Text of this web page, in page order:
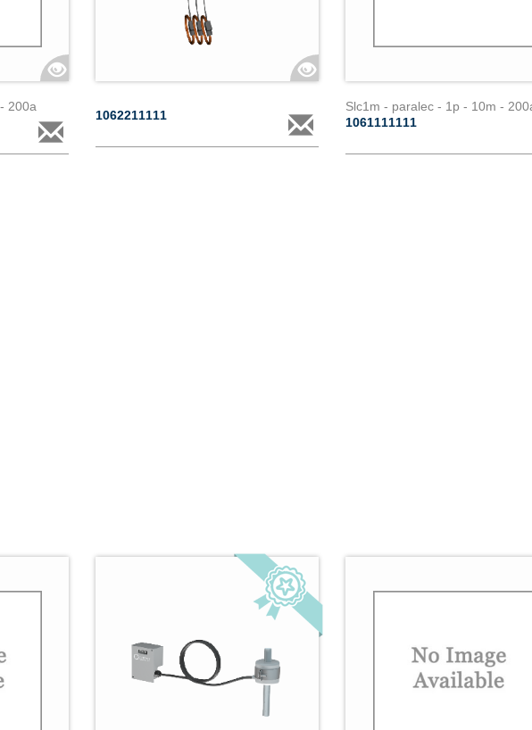
200a
1062211111
Slc1m - paralec - 1p - 10m -
1061111111